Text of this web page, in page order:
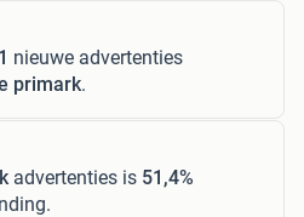
1 nieuwe advertenties
primark.
advertenties is 51,4%